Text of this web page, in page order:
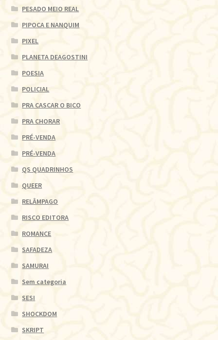
PESADO MEIO REAL
PIPOCA E NANQUIM
PIXEL
PLANETA DEAGOSTINI
POESIA
POLICIAL
PRA CASCAR O BICO
PRA CHORAR
PRÉ-VENDA
PRÉ-VENDA
QS QUADRINHOS
QUEER
RELÂMPAGO
RISCO EDITORA
ROMANCE
SAFADEZA
SAMURAI
Sem categoria
SESI
SHOCKDOM
SKRIPT